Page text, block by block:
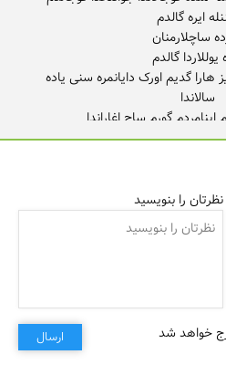
هارا گدیم اورک دایانمره سنی یاده
نظرتان را بنویسید
خواهد شد ارسال